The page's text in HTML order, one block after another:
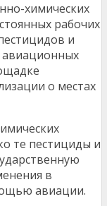
химических
рабочих
и
авиационных
о местах
те пестициды и
в
авиации.